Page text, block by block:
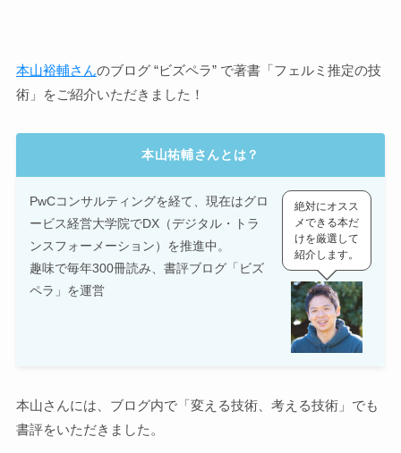
本山裕輔さんのブログ “ビズペラ” で著書「フェルミ推定の技
術」をご紹介いただきました！
本山祐輔さんとは？
PwCコンサルティングを経て、現在はグロ
ービス経営大学院でDX（デジタル・トラ
ンスフォーメーション）を推進中。
趣味で毎年300冊読み、書評ブログ「ビズ
ペラ」を運営
絶対にオスス
メできる本だ
けを厳選して
紹介します。
本山さんには、ブログ内で「変える技術、考える技術」でも
書評をいただきました。